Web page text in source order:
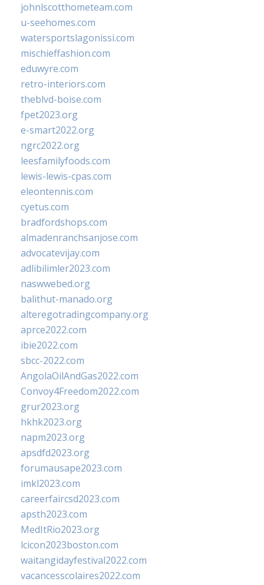
johnlscotthometeam.com
u-seehomes.com
watersportslagonissi.com
mischieffashion.com
eduwyre.com
retro-interiors.com
theblvd-boise.com
fpet2023.org
e-smart2022.org
ngrc2022.org
leesfamilyfoods.com
lewis-lewis-cpas.com
eleontennis.com
cyetus.com
bradfordshops.com
almadenranchsanjose.com
advocatevijay.com
adlibilimler2023.com
naswwebed.org
balithut-manado.org
alteregotradingcompany.org
aprce2022.com
ibie2022.com
sbcc-2022.com
AngolaOilAndGas2022.com
Convoy4Freedom2022.com
grur2023.org
hkhk2023.org
napm2023.org
apsdfd2023.org
forumausape2023.com
imkl2023.com
careerfaircsd2023.com
apsth2023.com
MedItRio2023.org
lcicon2023boston.com
waitangidayfestival2022.com
vacancesscolaires2022.com